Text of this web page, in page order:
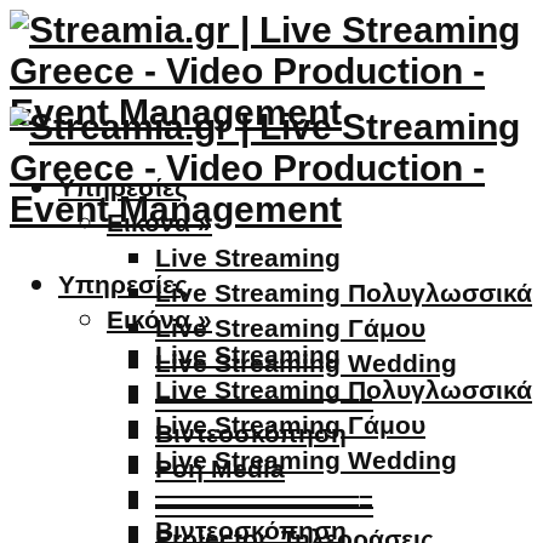
Υπηρεσίες
Εικόνα »
Live Streaming
Live Streaming Πολυγλωσσικά
Live Streaming Γάμου
Live Streaming Wedding
————————–
Βιντεοσκόπηση
Ροή Media
————————–
Υπηρεσίες
Εικόνα »
Live Streaming
Live Streaming Πολυγλωσσικά
Live Streaming Γάμου
Live Streaming Wedding
————————–
Βιντεοσκόπηση